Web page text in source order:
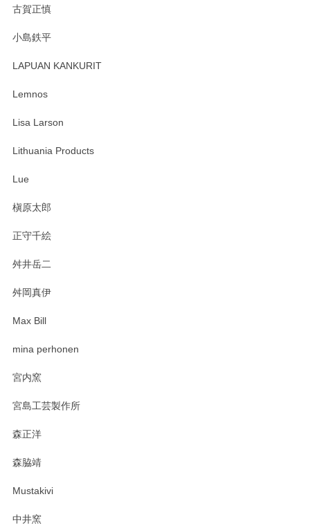
す。 素敵な湯呑みでとても気に入りました。 発送も早く、
たm(_)m
います。無事に届いたようで安心いたしまし
おかけしました。 ありがとうございます。
古賀正慎
小島鉄平
LAPUAN KANKURIT
Lemnos
Lisa Larson
Lithuania Products
Lue
槇原太郎
正守千絵
舛井岳二
舛岡真伊
Max Bill
mina perhonen
宮内窯
宮島工芸製作所
森正洋
森脇靖
Mustakivi
中井窯